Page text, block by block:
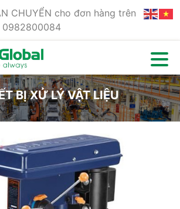
CHUYỂN cho đơn hàng trên
0982800084
BỊ XỬ LÝ VẬT LIỆU